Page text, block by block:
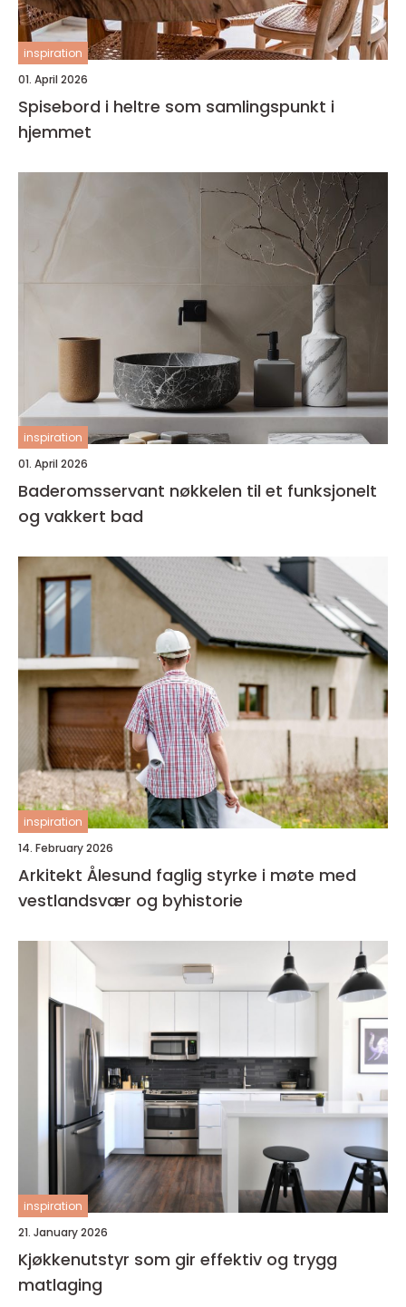
inspiration
01. April 2026
Spisebord i heltre som samlingspunkt i
hjemmet
inspiration
01. April 2026
Baderomsservant nøkkelen til et funksjonelt
og vakkert bad
inspiration
14. February 2026
Arkitekt Ålesund faglig styrke i møte med
vestlandsvær og byhistorie
inspiration
21. January 2026
Kjøkkenutstyr som gir effektiv og trygg
matlaging